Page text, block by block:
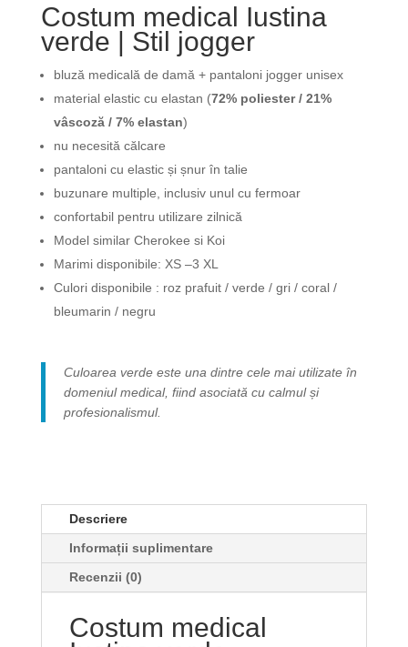
Iustina
verde
Elastic,
fără
călcare
Costum medical Iustina
verde | Stil jogger
bluză medicală de damă + pantaloni jogger unisex
material elastic cu elastan (72% poliester / 21%
vâscoză / 7% elastan)
nu necesită călcare
pantaloni cu elastic și șnur în talie
buzunare multiple, inclusiv unul cu fermoar
confortabil pentru utilizare zilnică
Model similar Cherokee si Koi
Marimi disponibile: XS –3 XL
Culori disponibile : roz prafuit / verde / gri / coral /
bleumarin / negru
Culoarea verde este una dintre cele mai utilizate în
domeniul medical, fiind asociată cu calmul și
profesionalismul.
Descriere
Informații suplimentare
Recenzii (0)
Costum medical